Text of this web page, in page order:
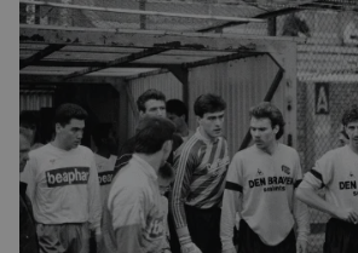
21 april 1990, NAC- DS’79
De jaren tachtig kunnen gerust worden
een donkere periode voor NAC. Twee
elkaar en in 1988 werd een ultiem
een zeventiende plaats in het
Eerste Divisie.
Maar het seizoen 1989-1990 bracht